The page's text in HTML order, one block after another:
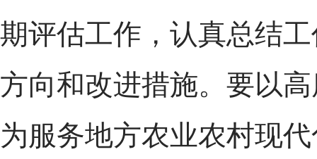
期评估工作，认真总结
方向和改进措施。要以
为服务地方农业农村现